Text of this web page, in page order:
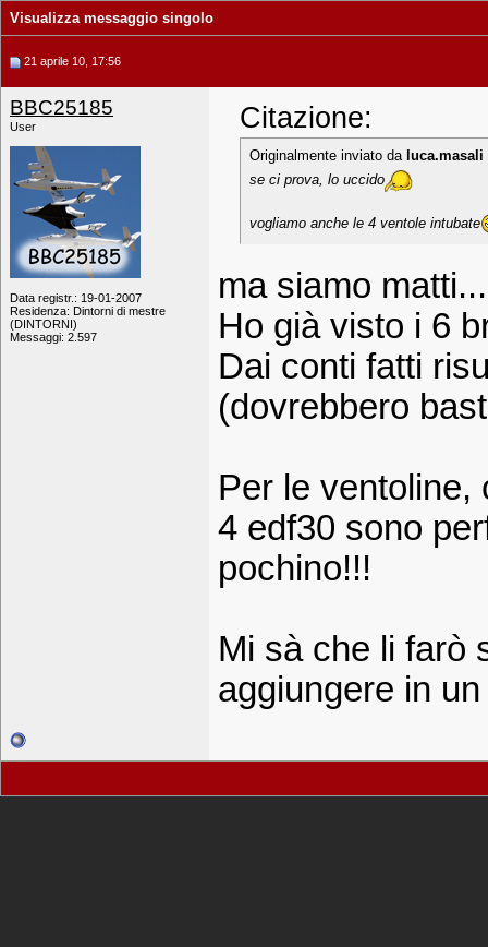
Visualizza messaggio singolo
21 aprile 10, 17:56
BBC25185
User
Data registr.: 19-01-2007
Residenza: Dintorni di mestre
(DINTORNI)
Messaggi: 2.597
Citazione:
Originalmente inviato da luca.masali
se ci prova, lo uccido
vogliamo anche le 4 ventole intubate
ma siamo matti...
Ho già visto i 6
Dai conti fatti
(dovrebbero
Per le ventoline,
4 edf30 sono
pochino!!!
Mi sà che li farò
aggiungere in